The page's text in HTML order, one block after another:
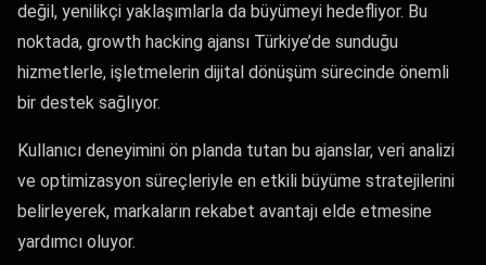
değil, yenilikçi yaklaşımlarla da büyümeyi hedefliyor. Bu
noktada, growth hacking ajansı Türkiye’de sunduğu
hizmetlerle, işletmelerin dijital dönüşüm sürecinde önemli
bir destek sağlıyor.
Kullanıcı deneyimini ön planda tutan bu ajanslar, veri analizi
ve optimizasyon süreçleriyle en etkili büyüme stratejilerini
belirleyerek, markaların rekabet avantajı elde etmesine
yardımcı oluyor.